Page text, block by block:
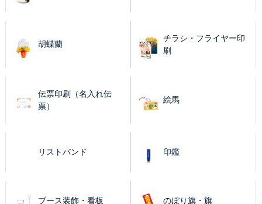
胡蝶蘭
チラシ・フライヤー印
刷
伝票印刷（名入れ伝
票）
絵馬
リストバンド 印鑑
ブース装飾・看板 のぼり旗・旗